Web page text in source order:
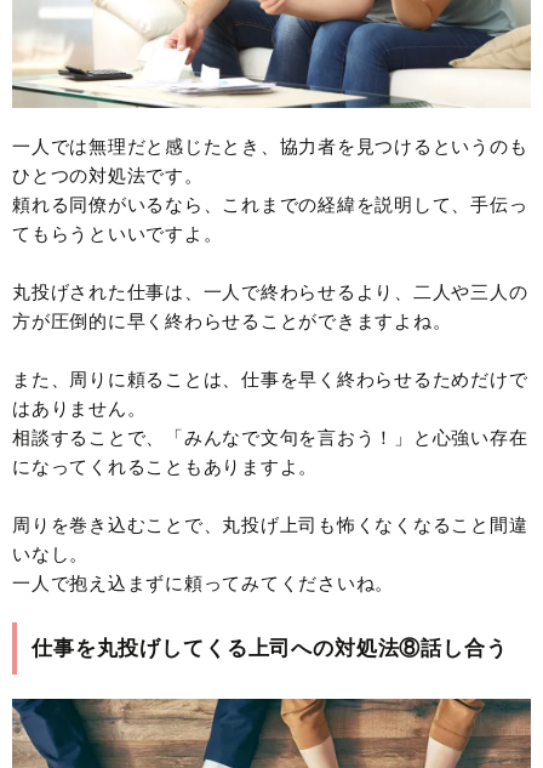
一人では無理だと感じたとき、協力者を見つけるというのも
ひとつの対処法です。
頼れる同僚がいるなら、これまでの経緯を説明して、手伝っ
てもらうといいですよ。
丸投げされた仕事は、一人で終わらせるより、二人や三人の
方が圧倒的に早く終わらせることができますよね。
また、周りに頼ることは、仕事を早く終わらせるためだけで
はありません。
相談することで、「みんなで文句を言おう！」と心強い存在
になってくれることもありますよ。
周りを巻き込むことで、丸投げ上司も怖くなくなること間違
いなし。
一人で抱え込まずに頼ってみてくださいね。
仕事を丸投げしてくる上司への対処法⑧話し合う